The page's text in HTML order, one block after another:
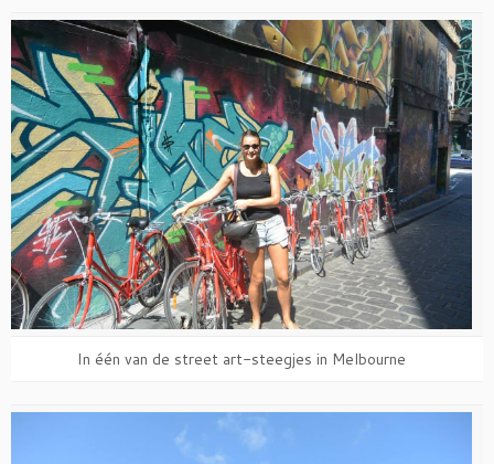
In één van de street art-steegjes in Melbourne